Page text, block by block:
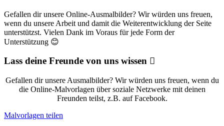
Gefallen dir unsere Online-Ausmalbilder? Wir würden uns freuen,
wenn du unsere Arbeit und damit die Weiterentwicklung der Seite
unterstützst. Vielen Dank im Voraus für jede Form der
Unterstützung 😊
Lass deine Freunde von uns wissen
Gefallen dir unsere Ausmalbilder? Wir würden uns freuen, wenn du
die Online-Malvorlagen über soziale Netzwerke mit deinen
Freunden teilst, z.B. auf Facebook.
Malvorlagen teilen